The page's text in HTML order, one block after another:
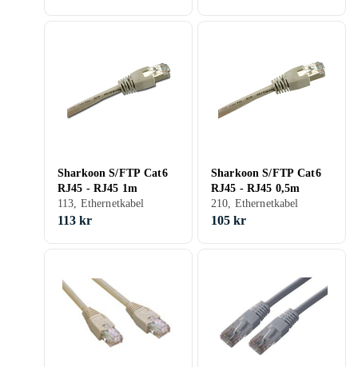
Sharkoon S/FTP Cat6
RJ45 - RJ45 1m
113, Ethernetkabel
113 kr
Sharkoon S/FTP Cat6
RJ45 - RJ45 0,5m
210, Ethernetkabel
105 kr